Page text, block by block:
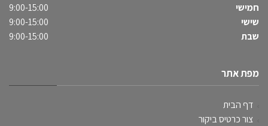
חמישי
9:00-15:00
שישי
9:00-15:00
שבת
9:00-15:00
מפת אתר
דף הבית
צור כרטיס ביקור